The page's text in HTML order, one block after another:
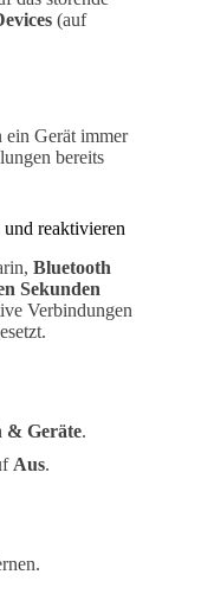
(auf
ein Gerät immer
bereits
reaktivieren
Bluetooth
Sekunden
Verbindungen
& Geräte.
Aus.